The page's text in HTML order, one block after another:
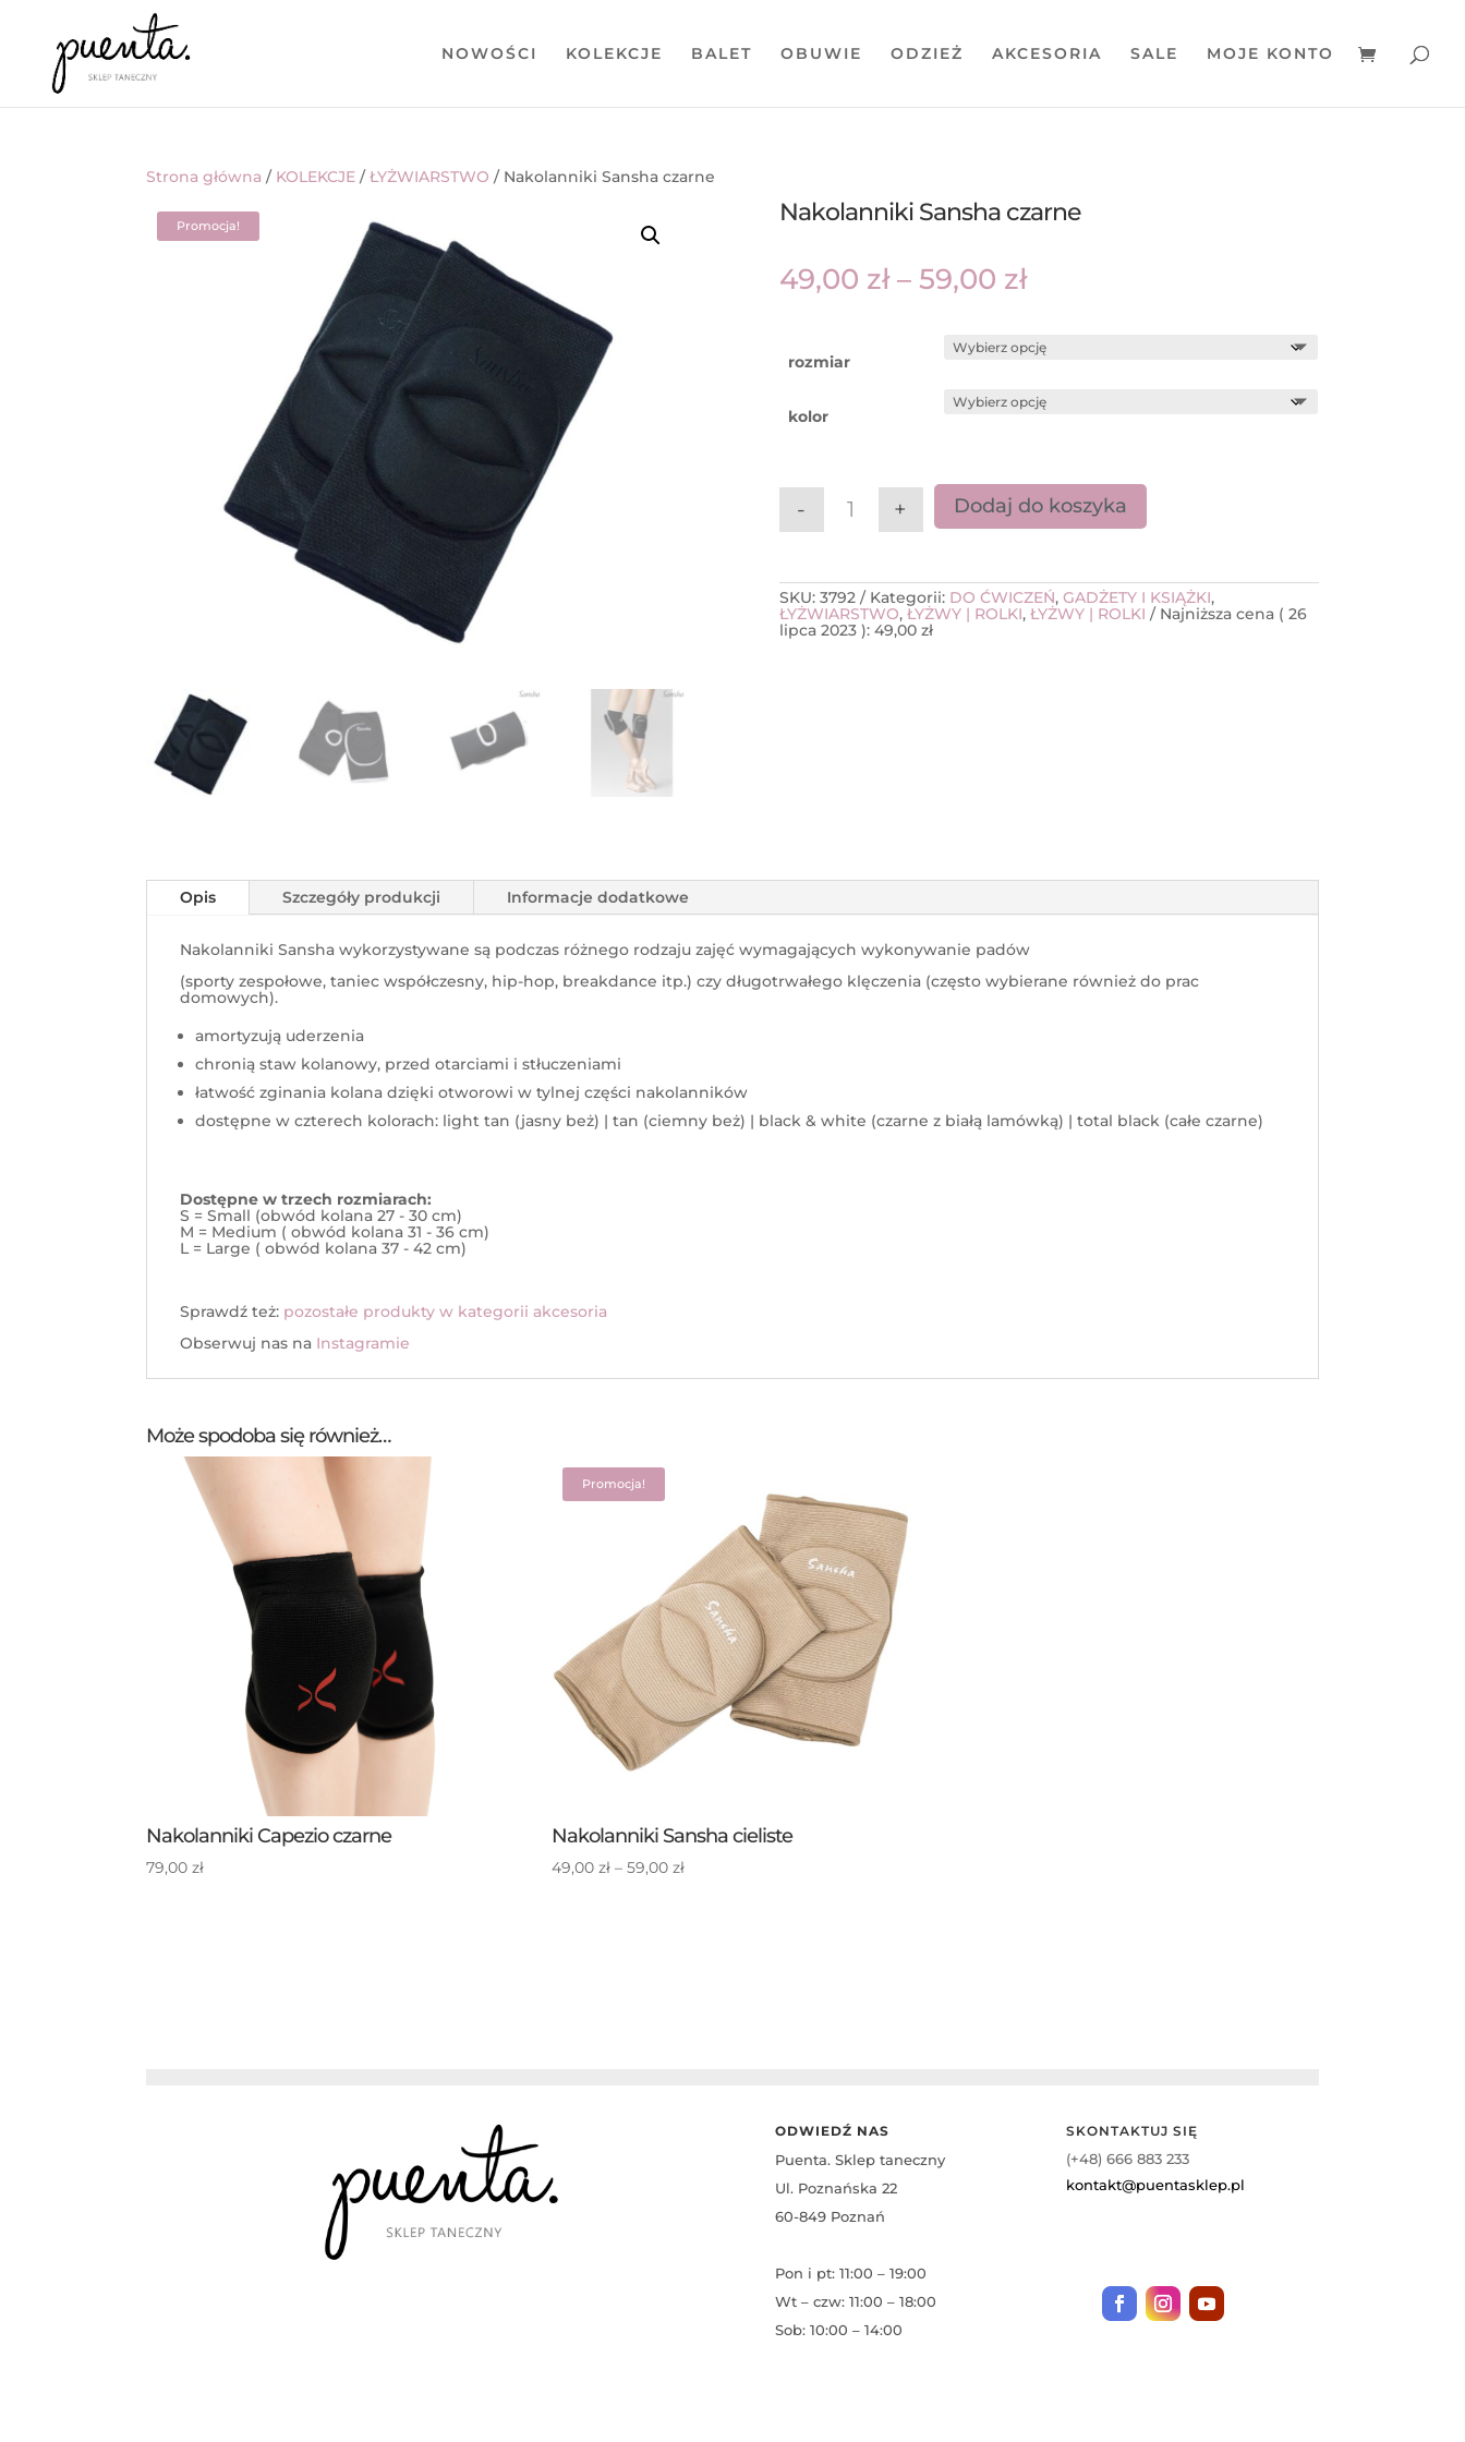
NOWOŚCI KOLEKCJE BALET OBUWIE ODZIEŻ AKCESORIA SALE MOJE KONTO
Strona główna / KOLEKCJE /ŁYŻWIARSTWO / Nakolanniki Sansha czarne
Promocja! Nakolanniki Sansha czarne
49,00 zł – 59,00 złZakres
do
59,00 zł
rozmiar
kolor
ilość Nakolanniki Sansha czarne
- + Dodaj do koszyka
SKU: 3792 Kategorii: DO ĆWICZEŃ, GADŻETY I KSIĄŻKI,
ŁYŻWIARSTWO, ŁYŻWY | ROLKI, ŁYŻWY | ROLKI Najniższa cena ( 26
lipca 2023): 49,00 zł
Opis Szczegóły produkcji Informacje dodatkowe
Nakolanniki Sansha wykorzystywane są podczas różnego rodzaju zajęć wymagających wykonywanie padów
(sporty zespołowe, taniec współczesny, hip-hop, breakdance itp.) czy długotrwałego klęczenia (często wybierane również do prac
domowych).
amortyzują uderzenia
chronią staw kolanowy, przed otarciami i stłuczeniami
łatwość zginania kolana dzięki otworowi w tylnej części nakolanników
dostępne w czterech kolorach: light tan (jasny beż) | tan (ciemny beż) | black & white (czarne z białą lamówką) | total black (całe czarne)
Dostępne w trzech rozmiarach:
S = Small (obwód kolana 27 - 30 cm)
M = Medium ( obwód kolana 31 - 36 cm)
L = Large ( obwód kolana 37 - 42 cm)
Sprawdź też: pozostałe produkty w kategorii akcesoria
Obserwuj nas na Instagramie
Może spodoba się również…
Nakolanniki Capezio czarne
79,00zł
Promocja!
Nakolanniki Sansha cieliste
49,00 zł – 59,00 złZakres
ODWIEDŹ NAS
Puenta. Sklep taneczny
Ul. Poznańska 22
60-849 Poznań
Pon i pt: 11:00 – 19:00
Wt – czw: 11:00 – 18:00
Sob: 10:00 – 14:00
SKONTAKTUJ SIĘ
(+48) 666 883 233
kontakt@puentasklep.pl